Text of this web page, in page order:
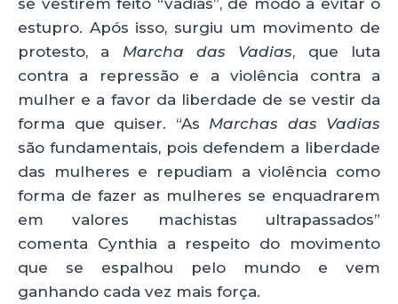
se vestirem feito “vadias”, de modo a evitar o
estupro. Após isso, surgiu um movimento de
protesto, a Marcha das Vadias, que luta
contra a repressão e a violência contra a
mulher e a favor da liberdade de se vestir da
forma que quiser. “As Marchas das Vadias
são fundamentais, pois defendem a liberdade
das mulheres e repudiam a violência como
forma de fazer as mulheres se enquadrarem
em valores machistas ultrapassados”
comenta Cynthia a respeito do movimento
que se espalhou pelo mundo e vem
ganhando cada vez mais força.